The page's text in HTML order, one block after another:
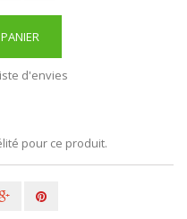
d'envies
pour ce produit.